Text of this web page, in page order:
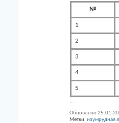
№
1
2
3
4
5
...
Обновлено
Метки: изумрудная